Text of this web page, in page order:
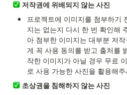
저작권에 위배되지 않는 사진
•
프로젝트에 이미지를 첨부하기
지는 없는지 다시 한 번 확인해
아 첨부한 이미지는 대부분 저
게 꼭 사용 동의를 받고 출처를
작한 이미지가 아닐 경우 무료
로 사용 가능한 사진을 활용해
초상권을 침해하지 않는 사진